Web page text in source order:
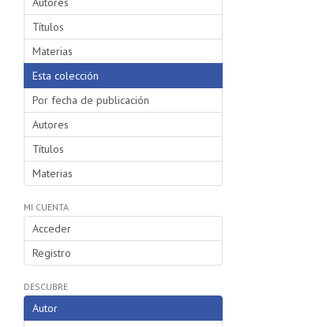
Títulos
Materias
Esta colección
Por fecha de publicación
Autores
Títulos
Materias
MI CUENTA
Acceder
Registro
DESCUBRE
Autor